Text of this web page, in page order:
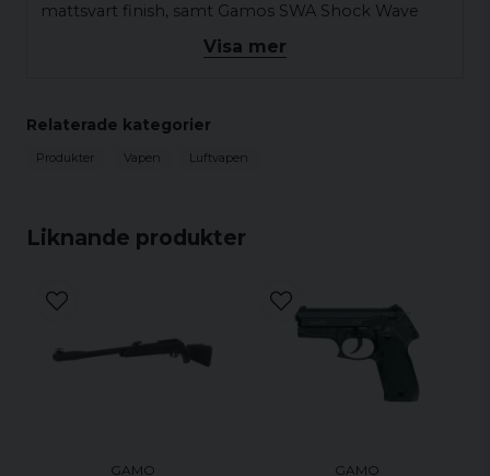
Liknande produkter
GAMO GAMO
mattsvart finish, samt Gamos SWA Shock Wave
till 74% mer rekyl än en standard bakkappa.
kikarsikte.
Visa mer
Relaterade kategorier
Produkter Vapen Luftvapen